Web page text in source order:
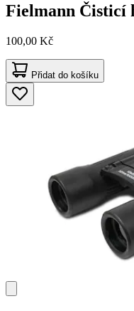
Fielmann Čisticí
100,00 Kč
Přidat do košíku